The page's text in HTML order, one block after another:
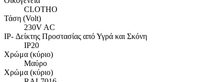
CLOTHO
Τάση (Volt)
230V AC
IP- Δείκτης Προστασίας από Υγρά και Σκόνη
IP20
Χρώμα (κύριο)
Μαύρο
Χρώμα (κύριο)